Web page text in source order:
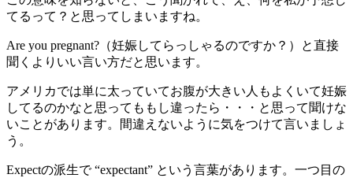
てるって？と思ってしまいますね。
Are you pregnant?（妊娠してらっしゃるのですか？）と直接
聞くよりいい言い方だと思います。
アメリカでは単に太っていてお腹が大きい人もよくいて妊娠
してるのかなと思ってももし違ったら・・・と思って聞けな
いことがあります。間違えないように気をつけて言いましょ
う。
Expectの派生で “expectant” という言葉があります。一つ目の